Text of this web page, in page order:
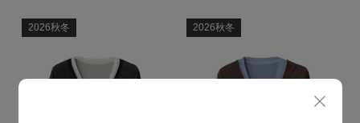
2026秋冬
2026秋冬